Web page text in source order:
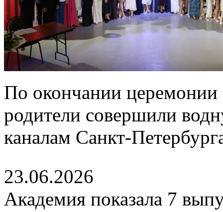
По окончании церемонии
родители совершили
каналам Санкт-
23.06.2026
Академия показала 7